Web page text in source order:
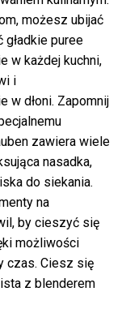
możesz ubijać
puree
w każdej kuchni,
i
w dłoni. Zapomnij
zawiera wiele
nasadka,
do siekania.
na
by cieszyć się
możliwości
czas. Ciesz się
z blenderem